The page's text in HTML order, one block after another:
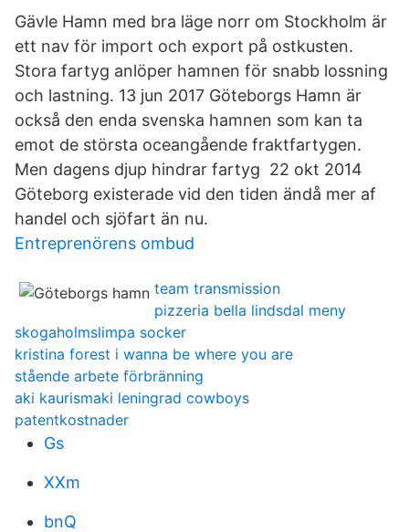
Gävle Hamn med bra läge norr om Stockholm är
ett nav för import och export på ostkusten.
Stora fartyg anlöper hamnen för snabb lossning
och lastning. 13 jun 2017 Göteborgs Hamn är
också den enda svenska hamnen som kan ta
emot de största oceangående fraktfartygen.
Men dagens djup hindrar fartyg 22 okt 2014
Göteborg existerade vid den tiden ändå mer af
handel och sjöfart än nu.
Entreprenörens ombud
team transmission
pizzeria bella lindsdal meny
skogaholmslimpa socker
kristina forest i wanna be where you are
stående arbete förbränning
aki kaurismaki leningrad cowboys
patentkostnader
Gs
XXm
bnQ